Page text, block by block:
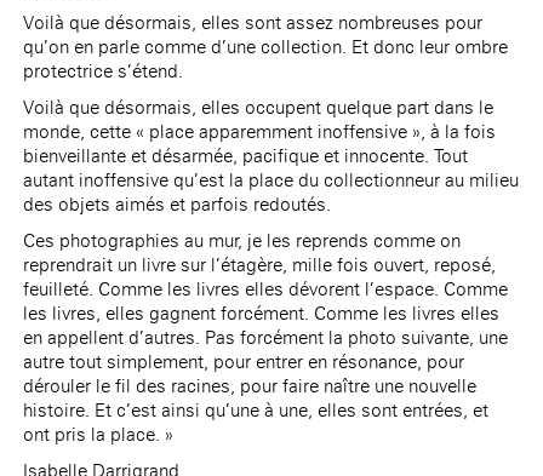
Voilà que désormais, elles sont assez nombreuses pour
qu’on en parle comme d’une collection. Et donc leur ombre
protectrice s’étend.
Voilà que désormais, elles occupent quelque part dans le
monde, cette « place apparemment inoffensive », à la fois
bienveillante et désarmée, pacifique et innocente. Tout
autant inoffensive qu’est la place du collectionneur au milieu
des objets aimés et parfois redoutés.
Ces photographies au mur, je les reprends comme on
reprendrait un livre sur l’étagère, mille fois ouvert, reposé,
feuilleté. Comme les livres elles dévorent l’espace. Comme
les livres, elles gagnent forcément. Comme les livres elles
en appellent d’autres. Pas forcément la photo suivante, une
autre tout simplement, pour entrer en résonance, pour
dérouler le fil des racines, pour faire naître une nouvelle
histoire. Et c’est ainsi qu’une à une, elles sont entrées, et
ont pris la place. »
Isabelle Darrigrand